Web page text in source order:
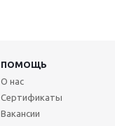
ПОМОЩЬ
О нас
Сертификаты
Вакансии